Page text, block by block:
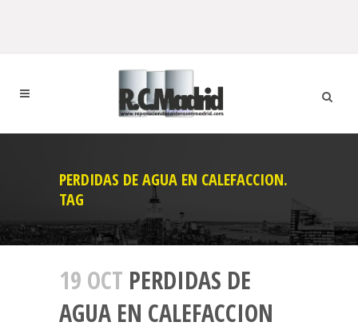
PERDIDAS DE AGUA EN CALEFACCION.
TAG
19 OCT PERDIDAS DE
AGUA EN CALEFACCION